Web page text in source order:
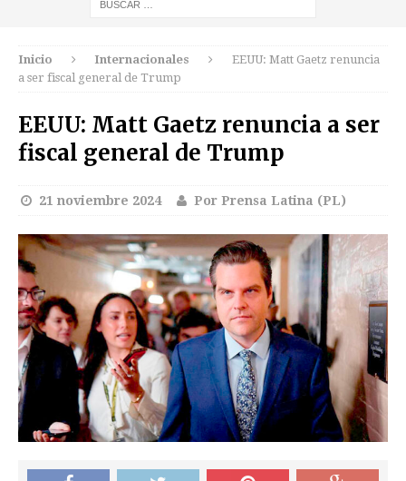
Inicio Internacionales
EEUU: Matt Gaetz renuncia
a ser fiscal general de Trump
EEUU: Matt Gaetz renuncia a ser
fiscal general de Trump
21 noviembre 2024 Por Prensa Latina (PL)